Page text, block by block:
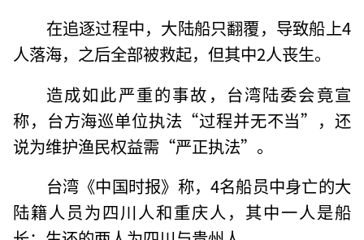
在追逐过程中，大陆船只翻覆，导致船上4
人落海，之后全部被救起，但其中2人丧生。
造成如此严重的事故，台湾陆委会竟宣
称，台方海巡单位执法“过程并无不当”，还
说为维护渔民权益需“严正执法”。
台湾《中国时报》称，4名船员中身亡的大
陆籍人员为四川人和重庆人，其中一人是船